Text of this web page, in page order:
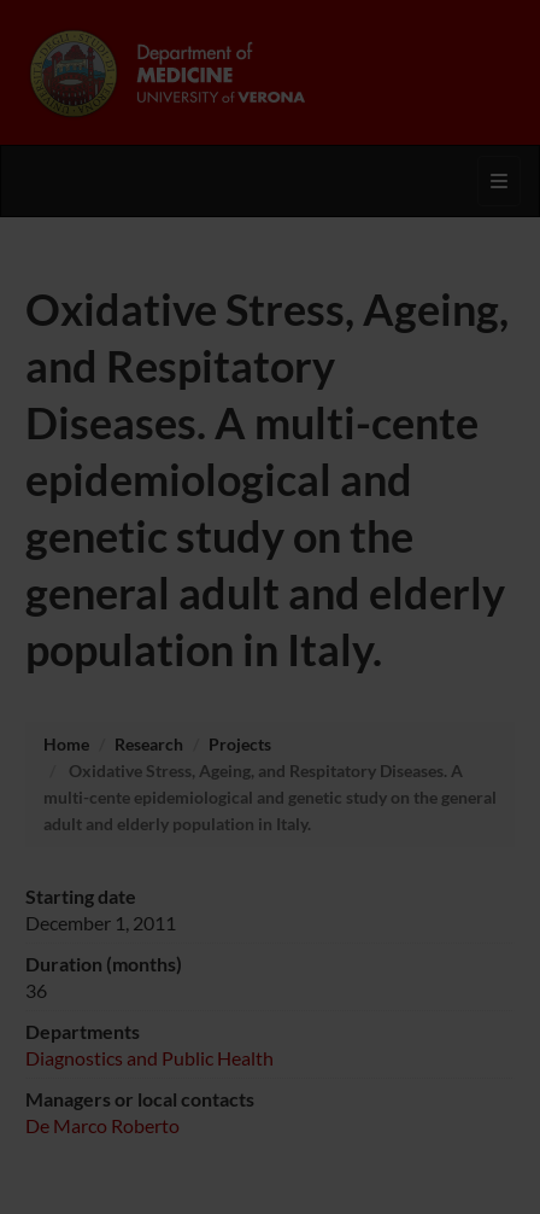
Oxidative Stress, Ageing,
and Respitatory
Diseases. A multi-cente
epidemiological and
genetic study on the
general adult and elderly
population in Italy.
Home Research
Projects
Oxidative Stress, Ageing, and Respitatory Diseases. A
multi-cente epidemiological and genetic study on the general
adult and elderly population in Italy.
Starting date
December 1, 2011
Duration (months)
36
Departments
Diagnostics and Public Health
Managers or local contacts
De Marco Roberto